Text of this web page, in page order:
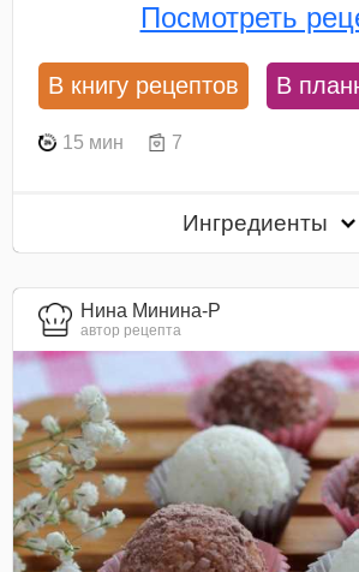
Посмотреть
В книгу рецептов В
15 мин 7
Ингредиенты
Нина Минина-Р
автор рецепта